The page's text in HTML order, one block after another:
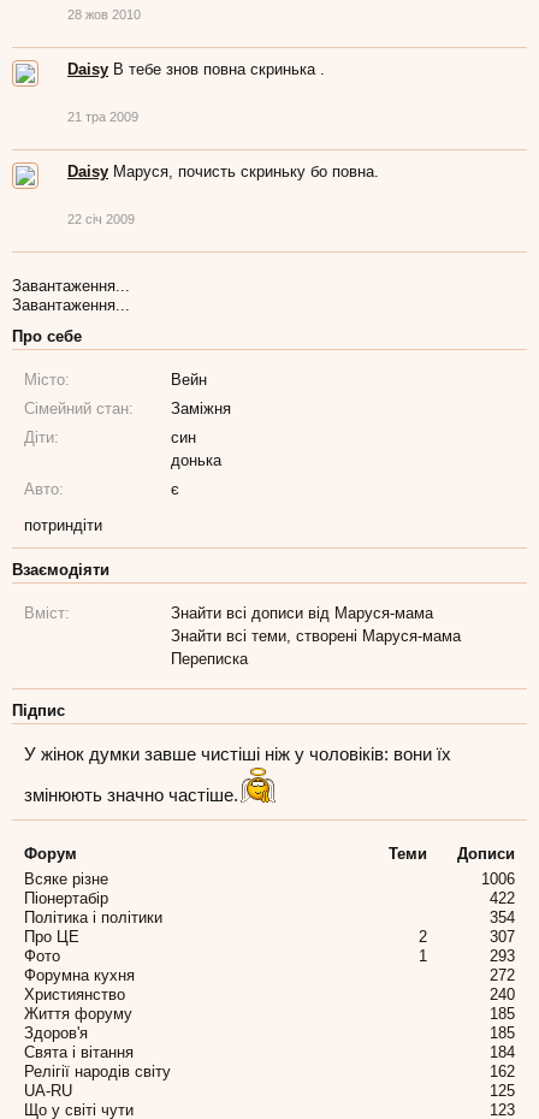
28 жов 2010
Daisy В тебе знов повна скринька .
21 тра 2009
Daisy Маруся, почисть скриньку бо повна.
22 січ 2009
Завантаження...
Завантаження...
Про себе
Місто:
Вейн
Сімейний стан:
Заміжня
Діти:
син
донька
Авто:
є
потриндіти
Взаємодіяти
Вміст:
Знайти всі дописи від Маруся-мама
Знайти всі теми, створені Маруся-мама
Переписка
Підпис
У жінок думки завше чистіші ніж у чоловіків: вони їх
змінюють значно частіше.
Форум Теми
Дописи
Всяке різне
1006
Піонертабір
422
Політика і політики
354
Про ЦЕ
2
307
Фото
1
293
Форумна кухня
272
Християнство
240
Життя форуму
185
Здоров'я
185
Свята і вітання
184
Релігії народів світу
162
UA-RU
125
Що у світі чути
123